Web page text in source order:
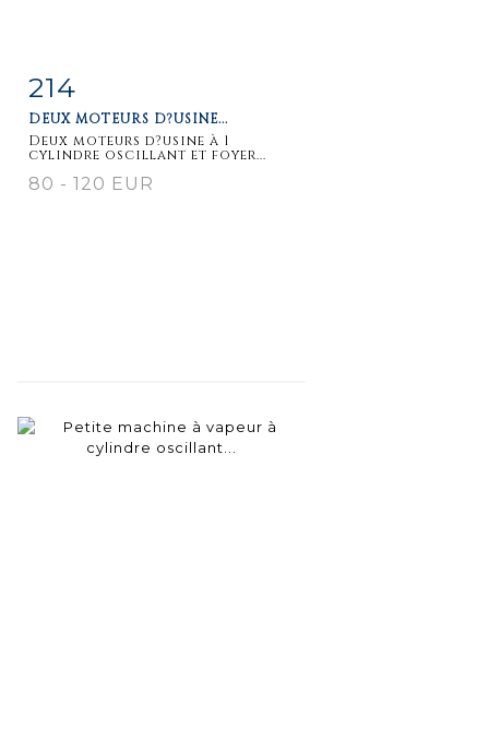
214
DEUX MOTEURS D?USINE...
Deux moteurs d?usine à 1
cylindre oscillant et foyer...
80 - 120 EUR